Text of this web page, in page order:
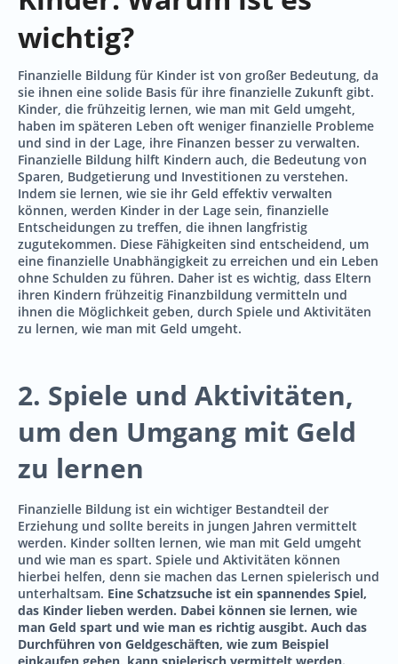
wichtig?
Finanzielle Bildung für Kinder ist von großer Bedeutung, da
sie ihnen eine solide Basis für ihre finanzielle Zukunft gibt.
Kinder, die frühzeitig lernen, wie man mit Geld umgeht,
haben im späteren Leben oft weniger finanzielle Probleme
und sind in der Lage, ihre Finanzen besser zu verwalten.
Finanzielle Bildung hilft Kindern auch, die Bedeutung von
Sparen, Budgetierung und Investitionen zu verstehen.
Indem sie lernen, wie sie ihr Geld effektiv verwalten
können, werden Kinder in der Lage sein, finanzielle
Entscheidungen zu treffen, die ihnen langfristig
zugutekommen. Diese Fähigkeiten sind entscheidend, um
eine finanzielle Unabhängigkeit zu erreichen und ein Leben
ohne Schulden zu führen. Daher ist es wichtig, dass Eltern
ihren Kindern frühzeitig Finanzbildung vermitteln und
ihnen die Möglichkeit geben, durch Spiele und Aktivitäten
zu lernen, wie man mit Geld umgeht.
2. Spiele und Aktivitäten,
um den Umgang mit Geld
zu lernen
Finanzielle Bildung ist ein wichtiger Bestandteil der
Erziehung und sollte bereits in jungen Jahren vermittelt
werden. Kinder sollten lernen, wie man mit Geld umgeht
und wie man es spart. Spiele und Aktivitäten können
hierbei helfen, denn sie machen das Lernen spielerisch und
unterhaltsam. Eine Schatzsuche ist ein spannendes Spiel,
das Kinder lieben werden. Dabei können sie lernen, wie
man Geld spart und wie man es richtig ausgibt. Auch das
Durchführen von Geldgeschäften, wie zum Beispiel